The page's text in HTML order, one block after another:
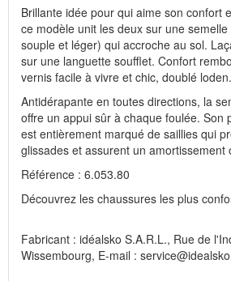
Brillante idée pour qui aime son confort
ce modèle unit les deux sur une
souple et léger) qui accroche au sol.
sur une languette soufflet. Confort
vernis facile à vivre et chic, doublé loden.
Antidérapante en toutes directions, la
offre un appui sûr à chaque foulée. Son
est entièrement marqué de saillies qui
glissades et assurent un amortissement
Référence : 6.053.80
Découvrez les chaussures les plus
Fabricant : idéalsko S.A.R.L., Rue de
Wissembourg, E-mail :